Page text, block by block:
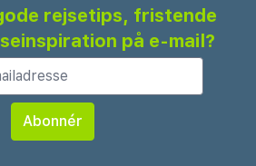
rejsetips, fristende
på e-mail?